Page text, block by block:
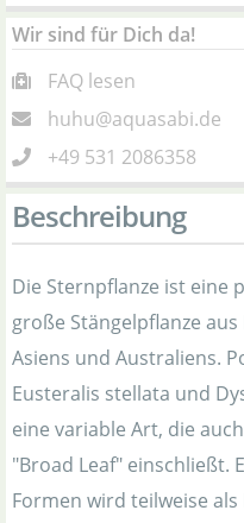
Wir sind für Dich da!
FAQ lesen
huhu@aquasabi.de
+49 531 2086358
Beschreibung
Die Sternpflanze ist eine
große Stängelpflanze
Asiens und Australiens.
Eusteralis stellata und
eine variable Art, die
"Broad Leaf" einschließt.
Formen wird teilweise